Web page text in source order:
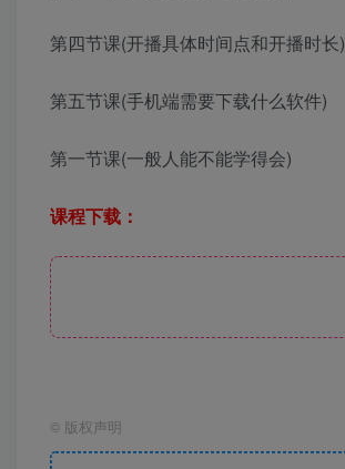
第四节课(开播具体时间点和开播时长)
第五节课(手机端需要下载什么软件)
第一节课(一般人能不能学得会)
课程下载：
© 版权声明